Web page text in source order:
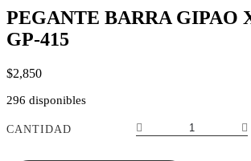
PEGANTE BARRA GIPAO
GP-415
$2,850
296 disponibles
CANTIDAD
PEGANTE
BARRA